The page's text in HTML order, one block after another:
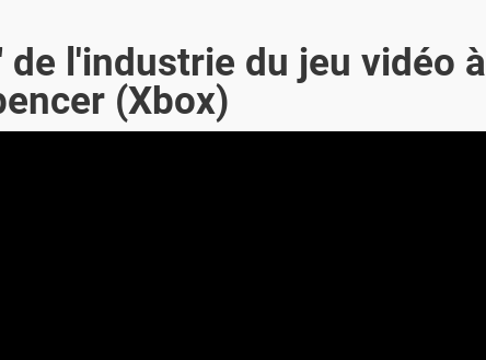
l'industrie du jeu vidéo à
(Xbox)